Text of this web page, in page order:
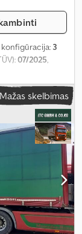
konfigūracija: 3
07/2025,
2008, Įranga:
Mažas skelbimas